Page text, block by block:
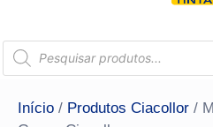
Início / Produtos Ciacollor /